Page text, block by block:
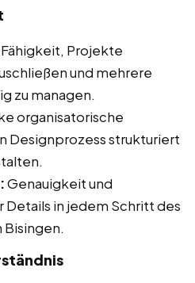
Fähigkeit, Projekte
und mehrere
zu managen.
organisatorische
Designprozess strukturiert
Genauigkeit und
in jedem Schritt des
Bisingen.